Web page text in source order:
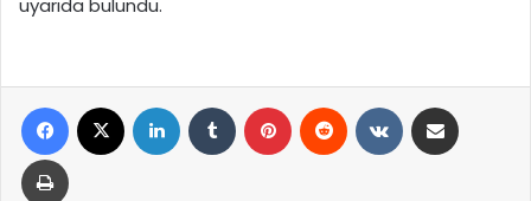
uyarıda bulundu.
Facebook LinkedIn Tumblr Pinterest Reddit VKontakte
Yazdır